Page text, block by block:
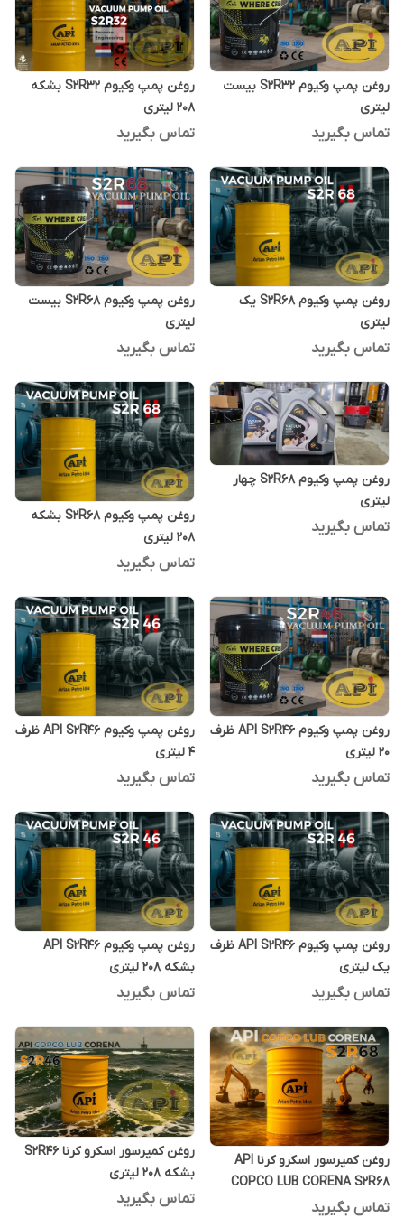
روغن پمپ وکیوم S2R32 بیست
لیتری
تماس بگیرید
روغن پمپ وکیوم S2R32 بشکه
208 لیتری
تماس بگیرید
روغن پمپ وکیوم S2R68 یک
لیتری
تماس بگیرید
روغن پمپ وکیوم S2R68 بیست
لیتری
تماس بگیرید
روغن پمپ وکیوم S2R68 چهار
لیتری
تماس بگیرید
روغن پمپ وکیوم S2R68 بشکه
208 لیتری
تماس بگیرید
روغن پمپ وکیوم API S2R46 ظرف
20 لیتری
تماس بگیرید
روغن پمپ وکیوم API S2R46 ظرف
4 لیتری
تماس بگیرید
روغن پمپ وکیوم API S2R46 ظرف
یک لیتری
تماس بگیرید
روغن پمپ وکیوم API S2R46
بشکه 208 لیتری
تماس بگیرید
روغن کمپرسور اسکرو کرنا API
COPCO LUB CORENA S2R68
بشکه 208 لیتری
تماس بگیرید
روغن کمپرسور اسکرو کرنا S2R46
بشکه 208 لیتری
تماس بگیرید